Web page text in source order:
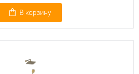
В корзину